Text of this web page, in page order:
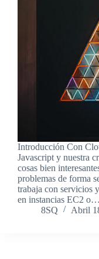
Introducción Con
Javascript y nuestra
cosas bien
problemas de forma
trabaja con servicios
en instancias EC2 o…
8SQ
Abril